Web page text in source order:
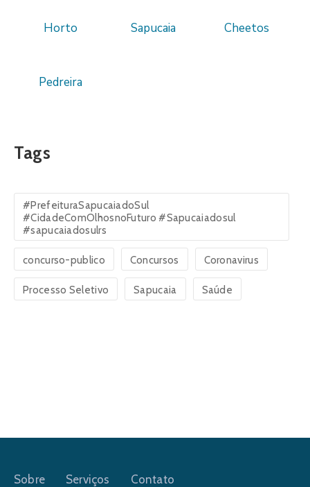
Horto Sapucaia Cheetos
Pedreira
Tags
#PrefeituraSapucaiadoSul
#CidadeComOlhosnoFuturo #Sapucaiadosul
#sapucaiadosulrs
concurso-publico Concursos Coronavirus
Processo Seletivo Sapucaia Saúde
Sobre Serviços Contato